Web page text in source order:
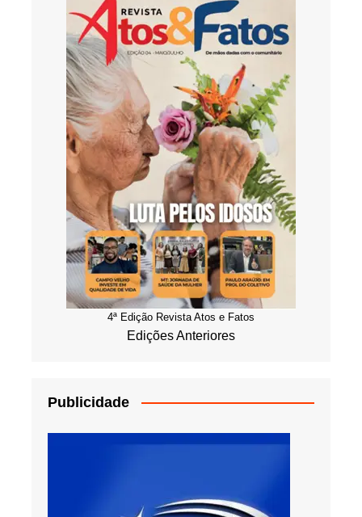
4ª Edição Revista Atos e Fatos
Edições Anteriores
Publicidade